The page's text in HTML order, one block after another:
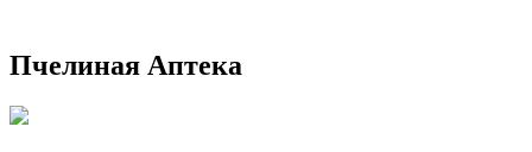
Пчелиная Аптека